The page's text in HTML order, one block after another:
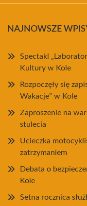
NAJNOWSZE
Spectakl
Kultury w Kole
Rozpoczęły się
Wakacje” w Kole
Zaproszenie na
stulecia
Ucieczka
zatrzymaniem
Debata o
Kole
Setna rocznica